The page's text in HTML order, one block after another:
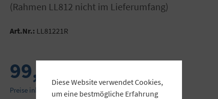
(Rahmen LL812 nicht im Lieferumfang)
Art.Nr.: LL81221R
99,90 €
Preise inkl. MwSt. zzgl. Versandkosten
Diese Website verwendet Cookies,
um eine bestmögliche Erfahrung